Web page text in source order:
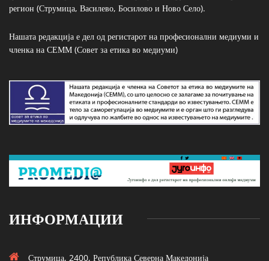
регион (Струмица, Василево, Босилово и Ново Село).
Нашата редакција е дел од регистарот на професионални медиуми и
членка на СЕММ (Совет за етика во медиуми)
ИНФОРМАЦИИ
Струмица, 2400, Република Северна Македонија